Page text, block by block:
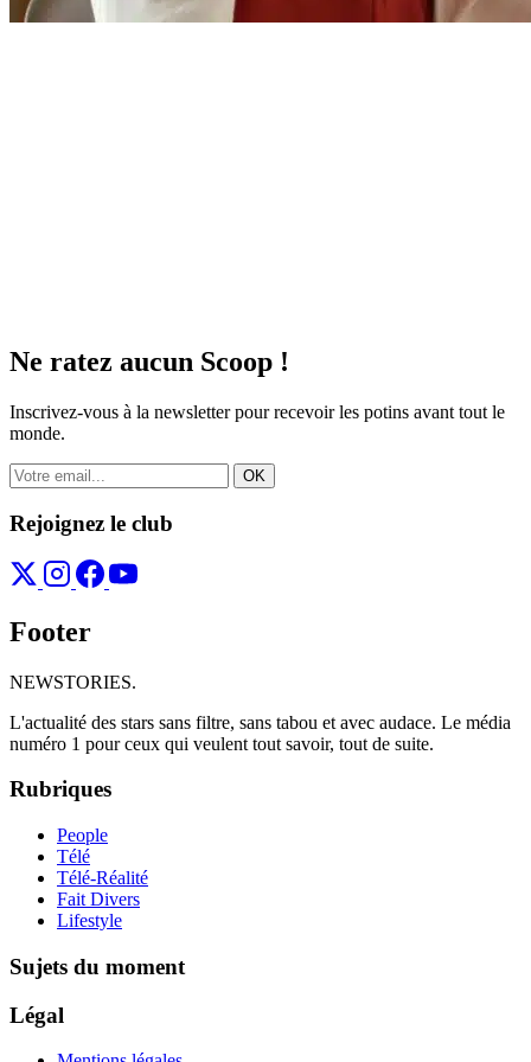
Ne ratez aucun Scoop !
Inscrivez-vous à la newsletter pour recevoir les potins avant tout le
monde.
OK
Rejoignez le club
Footer
NEWSTORIES.
L'actualité des stars sans filtre, sans tabou et avec audace. Le média
numéro 1 pour ceux qui veulent tout savoir, tout de suite.
Rubriques
People
Télé
Télé-Réalité
Fait Divers
Lifestyle
Sujets du moment
Légal